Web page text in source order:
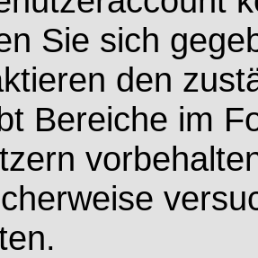
Sie sich
den
Bereiche im